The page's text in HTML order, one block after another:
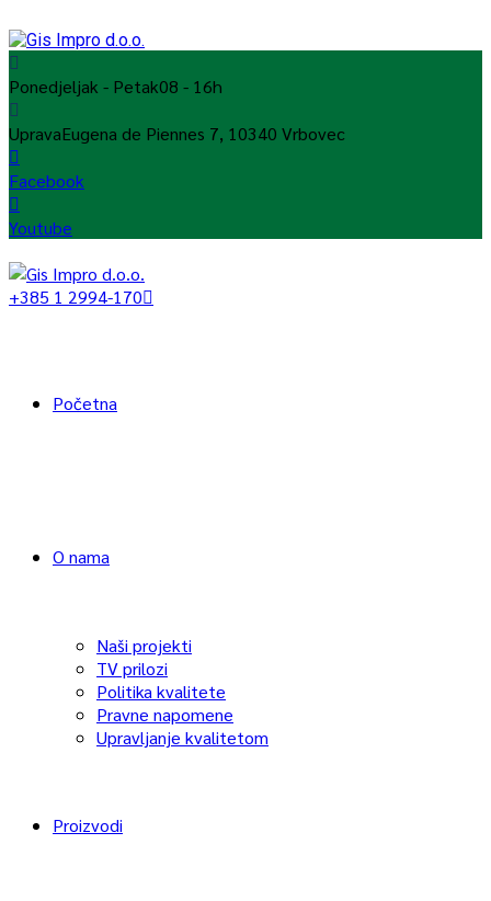
Ponedjeljak - Petak08 - 16h
UpravaEugena de Piennes 7, 10340 Vrbovec
Facebook
Youtube
+385 1 2994-170
Početna
O nama
Naši projekti
TV prilozi
Politika kvalitete
Pravne napomene
Upravljanje kvalitetom
Proizvodi